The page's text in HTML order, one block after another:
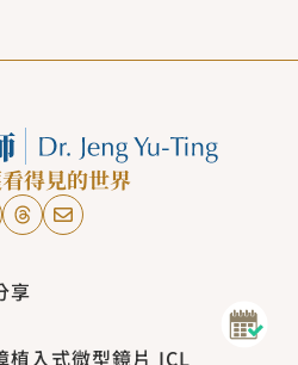
得見的世界
享
植入式微型鏡片 ICL